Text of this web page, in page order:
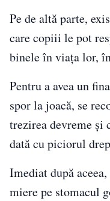
Pe de altă parte,
care copiii le pot
binele în viața lor,
Pentru a avea un
spor la joacă, se
trezirea devreme și
dată cu piciorul
Imediat după
miere pe stomacul